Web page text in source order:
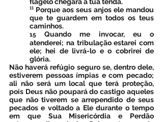
¹¹ Porque aos seus anjos ele mandou
que te guardem em todos os teus
caminhos.
15 Quando me invocar, eu o
atenderei; na tribulação estarei com
ele; hei de livrá-lo e o cobrirei de
glória.
Não haverá refúgio seguro se, dentro dele,
estiverem pessoas ímpias e com pecado;
ali não será um local que terá proteção,
pois Deus não poupará do castigo aqueles
que não tiverem se arrependido de seus
pecados e voltado a Ele durante o tempo
em que Sua Misericórdia e Perdão